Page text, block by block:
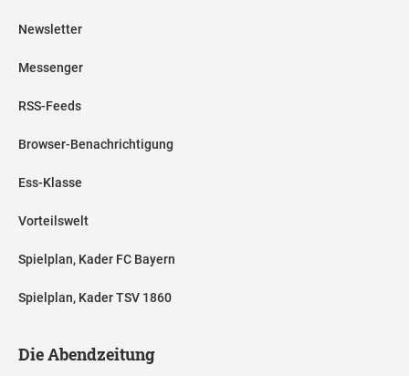
Newsletter
Messenger
RSS-Feeds
Browser-Benachrichtigung
Ess-Klasse
Vorteilswelt
Spielplan, Kader FC Bayern
Spielplan, Kader TSV 1860
Die Abendzeitung